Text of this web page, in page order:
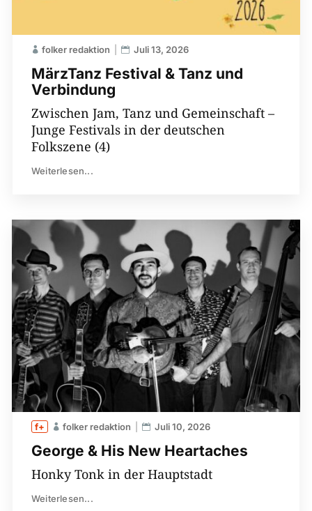
MärzTanz Festival & Tanz und
Verbindung
folker redaktion Juli 13, 2026
Zwischen Jam, Tanz und Gemeinschaft –
Junge Festivals in der deutschen
Folkszene (4)
Weiterlesen...
George & His New Heartaches
folker redaktion Juli 10, 2026
Honky Tonk in der Hauptstadt
Weiterlesen...